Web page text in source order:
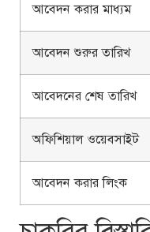
আবেদন করার মাধ্যম
আবেদন শুরুর তারিখ
আবেদনের শেষ তারিখ
অফিশিয়াল ওয়েবসাইট
আবেদন করার লিংক